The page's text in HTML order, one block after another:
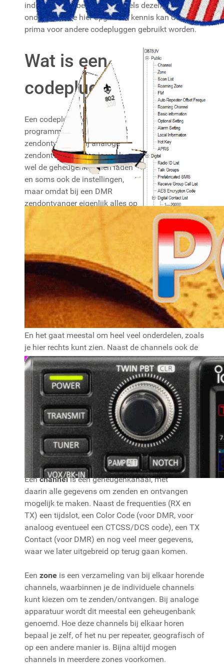
indeling, maar bevat grotendeels dezelfde
onderdelen. De hier opgedane kennis kan dus ook
prima voor andere codepluggen gebruikt worden.
Wat is een
codeplug?
Een codeplug is de volledige
programmering van een DMR
zendontvanger. Bij analoge
zendontvangers kun je vaak nog
wel de geheugenkanalen laden
en soms ook de instellingen,
maar omdat bij een DMR
zendontvanger eigenlijk alles op
één of andere manier met elkaar
in verband staat heb je weinig
aan de losse onderdelen alleen.
Zodra je ergens iets verandert
heeft dat gevolgen voor andere
dingen in de codeplug. Vandaar
dat je alle onderdelen
gezamenlijk in één bestand bij
elkaar hebt.
En het gaat meestal om heel veel onderdelen, zoals
je hier rechts kunt zien. Naast de channels ook de
zones, scan lists, instellingen, contacten en nog
veel meer. We komen veel van deze onderdelen
later in detail tegen, andere onderdelen worden
alleen kort (of niet) besproken omdat ze te
specifiek voor één type zendontvanger zijn.
Zonder nu al in veel detail te treden kijken we eerst
naar de belangrijkste samenhangende onderdelen:
channels, zones, digital contacts en DMR ID’s.
Eenchannelis een geheugenkanaal, met
daarin alle gegevens om zenden en ontvangen
mogelijk te maken. Naast de frequenties (RX en
TX) een tijdslot, een Color Code (voor DMR, voor
analoog eventueel een CTCSS/DCS code), een TX
Contact (voor DMR) en nog veel meer gegevens,
waar we later uitgebreid op terug gaan komen.
Een zone is een verzameling van bij elkaar horende
channels, waarbinnen je de individuele channels
kunt kiezen om te zenden/ontvangen. Bij analoge
apparatuur wordt dit meestal een geheugenbank
genoemd. Hoe deze channels bij elkaar horen
bepaal je zelf, of het nu per repeater, geografisch of
op een andere manier is. Bijna altijd mogen
channels in meerdere zones voorkomen.